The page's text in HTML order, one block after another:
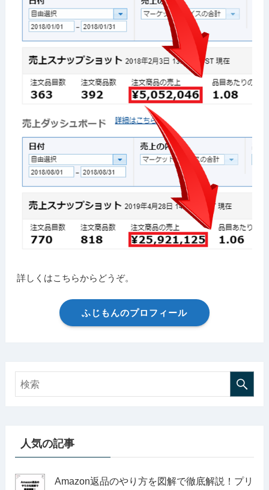
詳しくはこちらからどうぞ。
ふじもんのプロフィール
人気の記事
Amazon返品のやり方を図解で徹底解説！プリ